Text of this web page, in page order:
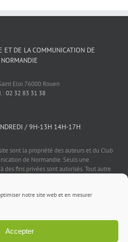
notre site web et en mesurer
Accepter
ET DE LA COMMUNICATION DE
NORMANDIE
Eloi 76000 Rouen
:02 32 83 31 38
/ 9H-13H 14H-17H
sont la propriété des auteurs et du Club
de Normandie. Seuls une
des fins privées sont autorisés. Tout autre